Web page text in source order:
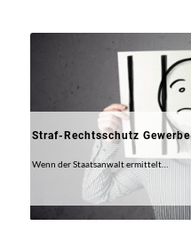
Straf-Rechtsschutz Gewerbe
Wenn der Staatsanwalt ermittelt…